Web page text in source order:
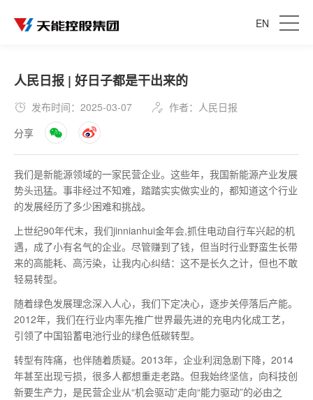
EN
人民日报 | 好日子都是干出来的
发布时间：2025-03-07
作者：人民日报
分享
我们是新能源领域的一家民营企业。这些年，我国新能源产业发展
势头迅猛。事非经过不知难，踏踏实实做实业的，都知道这个行业
的发展经历了多少困难和挑战。
上世纪90年代末，我们jinnianhui金年会,抓住电动自行车兴起的机
遇，成了小有名气的企业。尽管赚到了钱，但当时行业野蛮生长带
来的高能耗、高污染，让我内心纠结：这不是长久之计，但也不敢
轻易转型。
随着绿色发展理念深入人心，我们下定决心，逐步关停落后产能。
2012年，我们在行业内率先推广世界最先进的充电内化成工艺，
引领了中国铅蓄电池行业的绿色低碳转型。
转型有阵痛，也伴随着质疑。2013年，企业利润急剧下降，2014
年甚至出现亏损，很多人都想重走老路。但我始终坚信，向科技创
新要生产力，是民营企业从“机会驱动”走向“能力驱动”的必由之